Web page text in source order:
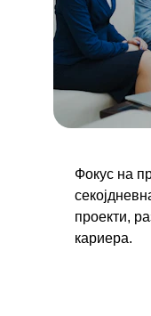
Фокус на
проекти,
кариера.